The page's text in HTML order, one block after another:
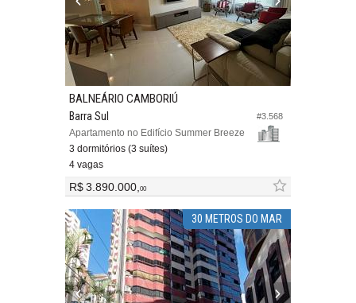
#3.568
BALNEÁRIO CAMBORIÚ
Barra Sul
Apartamento no Edifício Summer Breeze
3 dormitórios (3 suítes)
4 vagas
R$ 3.890.000,00
30 METROS DO MAR